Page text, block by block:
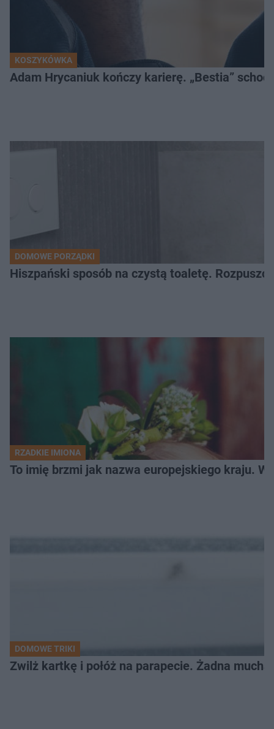
KOSZYKÓWKA
Adam Hrycaniuk kończy karierę. „Bestia”
DOMOWE PORZĄDKI
Hiszpański sposób na czystą toaletę.
RZADKIE IMIONA
To imię brzmi jak nazwa europejskiego kraju.
DOMOWE TRIKI
Zwilż kartkę i połóż na parapecie. Żadna